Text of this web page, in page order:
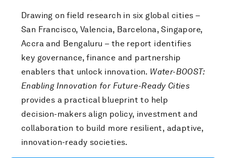
Drawing on field research in six global cities –
San Francisco, Valencia, Barcelona, Singapore,
Accra and Bengaluru – the report identifies
key governance, finance and partnership
enablers that unlock innovation. Water-BOOST:
Enabling Innovation for Future-Ready Cities
provides a practical blueprint to help
decision-makers align policy, investment and
collaboration to build more resilient, adaptive,
innovation-ready societies.